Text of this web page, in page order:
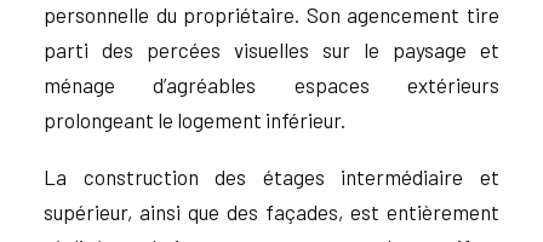
personnelle du propriétaire. Son agencement tire
parti des percées visuelles sur le paysage et
ménage d’agréables espaces extérieurs
prolongeant le logement inférieur.
La construction des étages intermédiaire et
supérieur, ainsi que des façades, est entièrement